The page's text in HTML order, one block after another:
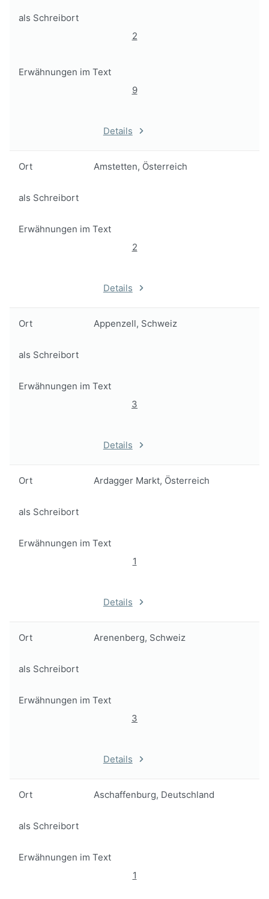
als Schreibort
2
Erwähnungen im Text
9
Details
Ort Amstetten, Österreich
als Schreibort
Erwähnungen im Text
2
Details
Ort Appenzell, Schweiz
als Schreibort
Erwähnungen im Text
3
Details
Ort Ardagger Markt, Österreich
als Schreibort
Erwähnungen im Text
1
Details
Ort Arenenberg, Schweiz
als Schreibort
Erwähnungen im Text
3
Details
Ort Aschaffenburg, Deutschland
als Schreibort
Erwähnungen im Text
1